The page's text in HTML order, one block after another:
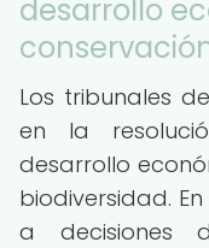
desarrollo
Los tribunales
en la
desarrollo
biodiversidad.
a decisiones